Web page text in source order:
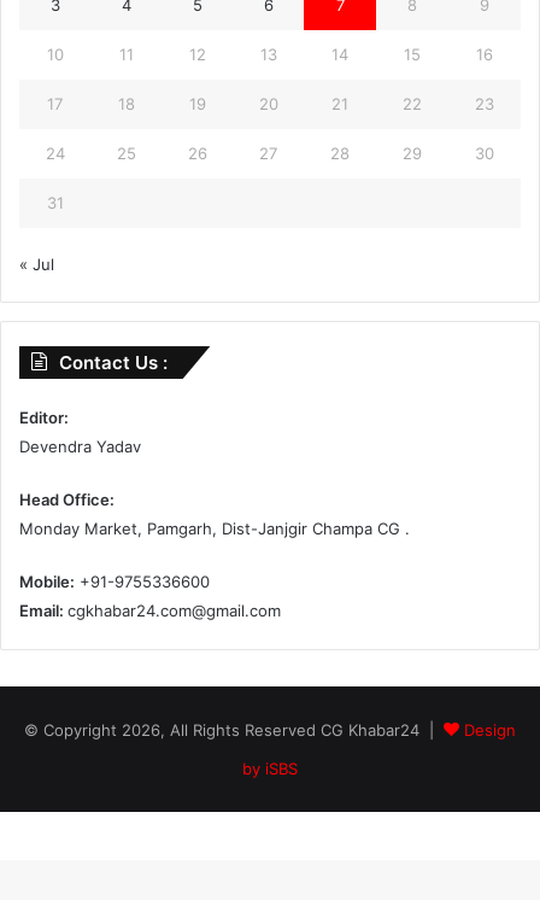
3 4 5 6 7 8 9
10 11 12 13 14 15 16
17 18 19 20 21 22 23
24 25 26 27 28 29 30
31
« Jul
Contact Us :
Editor:
Devendra Yadav
Head Office:
Monday Market, Pamgarh, Dist-Janjgir Champa CG .
Mobile: +91-9755336600
Email: cgkhabar24.com@gmail.com
© Copyright 2026, All Rights Reserved CG Khabar24 |
Design
by iSBS